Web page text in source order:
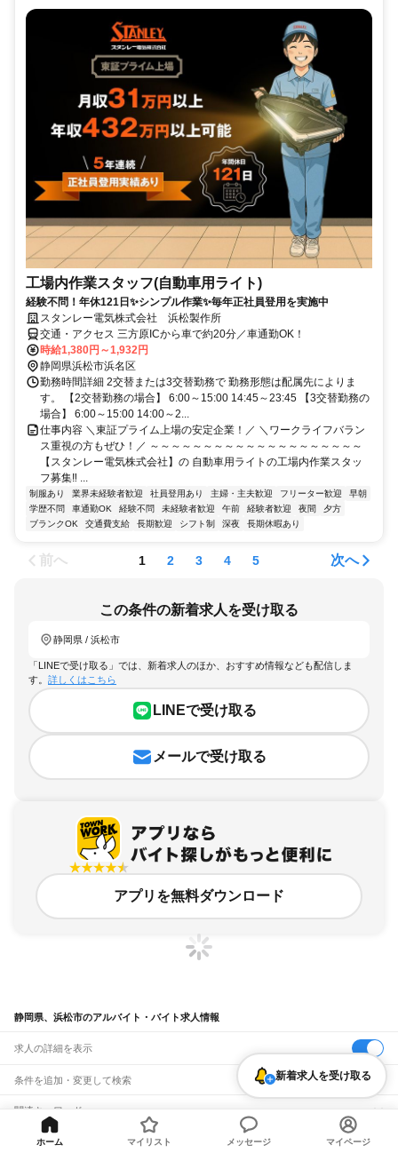
工場内作業スタッフ(自動車用ライト)
経験不問！年休121日✨シンプル作業✨毎年正社員登用を実施中
スタンレー電気株式会社 浜松製作所
交通・アクセス 三方原ICから車で約20分／車通勤OK！
時給1,380円～1,932円
静岡県浜松市浜名区
勤務時間詳細 2交替または3交替勤務で 勤務形態は配属先によりま
す。 【2交替勤務の場合】 6:00～15:00 14:45～23:45 【3交替勤務の
場合】 6:00～15:00 14:00～2...
仕事内容 ＼東証プライム上場の安定企業！／ ＼ワークライフバラン
ス重視の方もぜひ！／ ～～～～～～～～～～～～～～～～～～～～
【スタンレー電気株式会社】の 自動車用ライトの工場内作業スタッ
フ募集‼ ...
制服あり 業界未経験者歓迎 社員登用あり 主婦・主夫歓迎 フリーター歓迎
早朝
学歴不問
車通勤OK 経験不問 未経験者歓迎 午前 経験者歓迎 夜間
夕方
ブランクOK
交通費支給 長期歓迎 シフト制 深夜 長期休暇あり
前へ 1 2 3 4 5 次へ
この条件の新着求人を受け取る
静岡県 / 浜松市
「LINEで受け取る」では、新着求人のほか、おすすめ情報なども配信しま
す。 詳しくはこちら
LINEで受け取る
メールで受け取る
アプリを無料ダウンロード
静岡県、浜松市のアルバイト・バイト求人情報
求人の詳細を表示
条件を追加・変更して検索
市区町村を追加・変更
静岡県
静岡県すべて
駅を追加・変更
関連キーワード
完全在宅ワーク 全国 シール貼り 在宅 ガチャガチャ
バイトTOP
浜松市のアルバイト・バイト・求人
新着求人を受け取る
ホーム マイリスト メッセージ マイページ